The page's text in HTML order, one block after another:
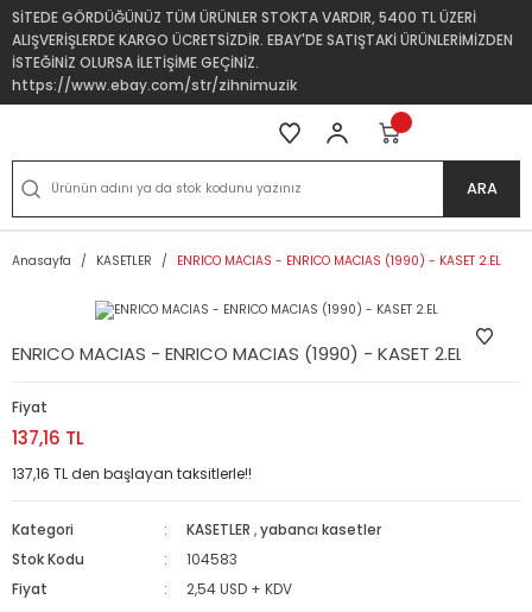
SİTEDE GÖRDÜĞÜNÜZ TÜM ÜRÜNLER STOKTA VARDIR, 5400 TL ÜZERİ
ALIŞVERİŞLERDE KARGO ÜCRETSİZDİR. EBAY'DE SATIŞTAKİ ÜRÜNLERİMİZDEN
İSTEĞİNİZ OLURSA İLETİŞİME GEÇİNİZ.
https://www.ebay.com/str/zihnimuzik
ARA
Anasayfa KASETLER ENRICO MACIAS - ENRICO MACIAS (1990) - KASET 2.EL
ENRICO MACIAS - ENRICO MACIAS (1990) - KASET 2.EL
Fiyat
137,16 TL
137,16 TL den başlayan taksitlerle!!
Kategori KASETLER ,yabancı kasetler
Stok Kodu
104583
Fiyat
2,54 USD + KDV